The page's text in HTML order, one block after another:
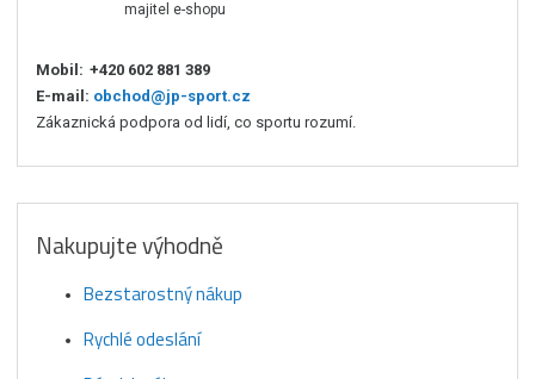
majitel e-shopu
Mobil: +420 602 881 389
E-mail: obchod@jp-sport.cz
Zákaznická podpora od lidí, co sportu rozumí.
Nakupujte výhodně
Bezstarostný nákup
Rychlé odeslání